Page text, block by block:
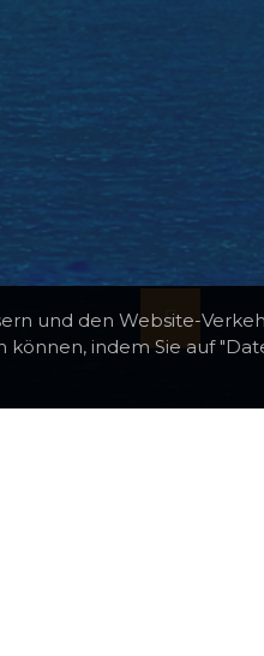
und den Website-
indem Sie auf